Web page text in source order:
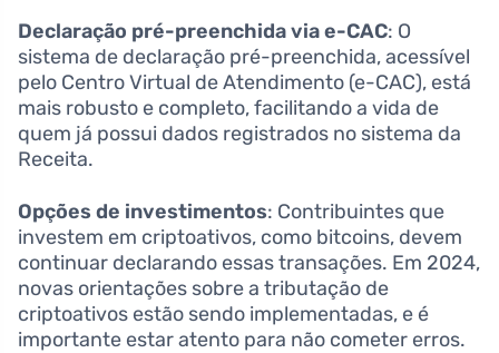
Declaração pré-preenchida via e-CAC: O
sistema de declaração pré-preenchida, acessível
pelo Centro Virtual de Atendimento (e-CAC), está
mais robusto e completo, facilitando a vida de
quem já possui dados registrados no sistema da
Receita.
Opções de investimentos: Contribuintes que
investem em criptoativos, como bitcoins, devem
continuar declarando essas transações. Em 2024,
novas orientações sobre a tributação de
criptoativos estão sendo implementadas, e é
importante estar atento para não cometer erros.